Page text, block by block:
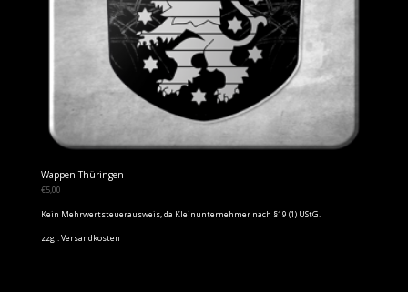
Wappen Thüringen
€5,00
Kein Mehrwertsteuerausweis, da Kleinunternehmer nach §19 (1) UStG.
zzgl.Versandkosten